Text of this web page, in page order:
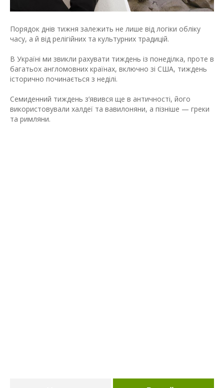
Порядок днів тижня залежить не лише від логіки обліку
часу, а й від релігійних та культурних традицій.
В Україні ми звикли рахувати тиждень із понеділка, проте в
багатьох англомовних країнах, включно зі США, тиждень
історично починається з неділі.
Семиденний тиждень з’явився ще в античності, його
використовували халдеї та вавилоняни, а пізніше — греки
та римляни.